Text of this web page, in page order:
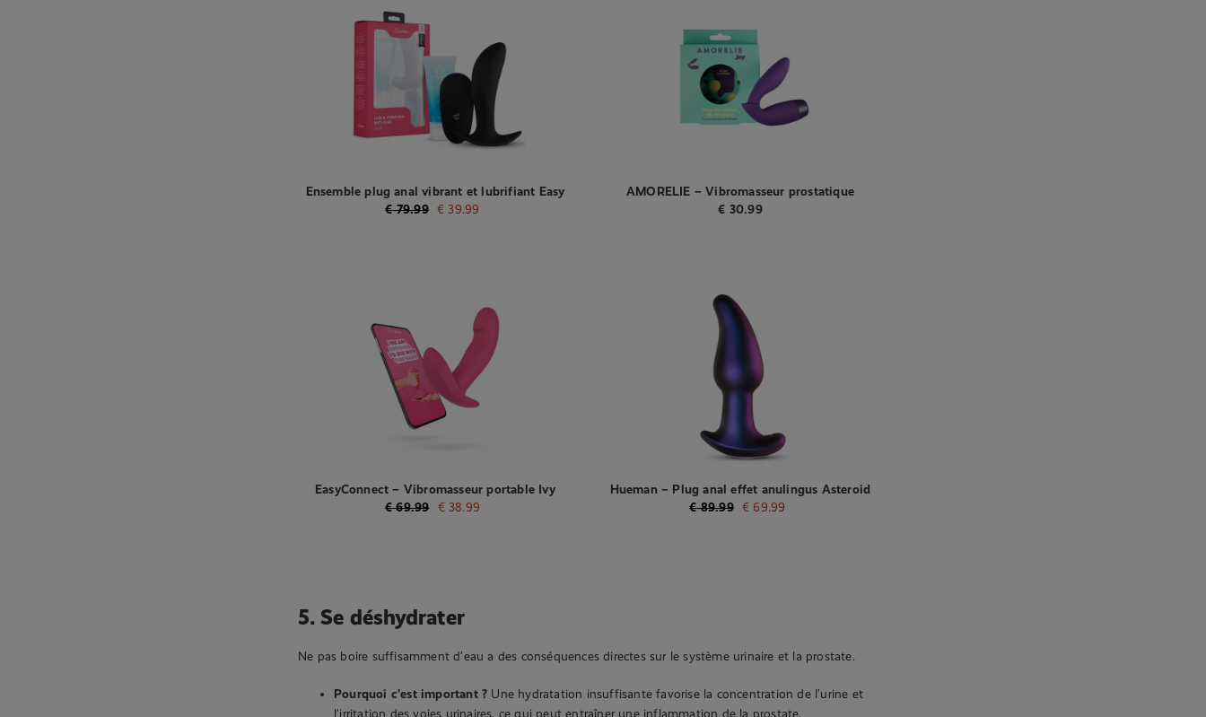
Ensemble plug anal vibrant et lubrifiant Easy
Choice
€79.99 € 39.99
AMORELIE – Vibromasseur prostatique
« Melt » – Violet
€ 30.99
EasyConnect – Vibromasseur portable Ivy
contrôlé par application
€69.99 € 38.99
Hueman – Plug anal effet anulingus Asteroid
€89.99 € 69.99
5. Se déshydrater
Ne pas boire suffisamment d’eau a des conséquences directes sur le système urinaire et la prostate.
Pourquoi c’est important ? Une hydratation insuffisante favorise la concentration de l’urine et
l’irritation des voies urinaires, ce qui peut entraîner une inflammation de la prostate.